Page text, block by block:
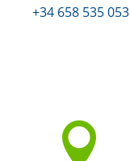
+34 658 535 053
